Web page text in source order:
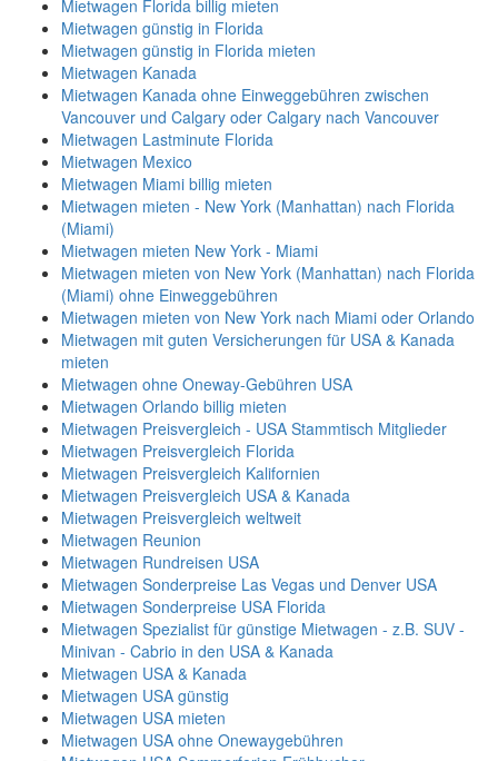
Mietwagen Florida billig mieten
Mietwagen günstig in Florida
Mietwagen günstig in Florida mieten
Mietwagen Kanada
Mietwagen Kanada ohne Einweggebühren zwischen
Vancouver und Calgary oder Calgary nach Vancouver
Mietwagen Lastminute Florida
Mietwagen Mexico
Mietwagen Miami billig mieten
Mietwagen mieten - New York (Manhattan) nach Florida
(Miami)
Mietwagen mieten New York - Miami
Mietwagen mieten von New York (Manhattan) nach Florida
(Miami) ohne Einweggebühren
Mietwagen mieten von New York nach Miami oder Orlando
Mietwagen mit guten Versicherungen für USA & Kanada
mieten
Mietwagen ohne Oneway-Gebühren USA
Mietwagen Orlando billig mieten
Mietwagen Preisvergleich - USA Stammtisch Mitglieder
Mietwagen Preisvergleich Florida
Mietwagen Preisvergleich Kalifornien
Mietwagen Preisvergleich USA & Kanada
Mietwagen Preisvergleich weltweit
Mietwagen Reunion
Mietwagen Rundreisen USA
Mietwagen Sonderpreise Las Vegas und Denver USA
Mietwagen Sonderpreise USA Florida
Mietwagen Spezialist für günstige Mietwagen - z.B. SUV -
Minivan - Cabrio in den USA & Kanada
Mietwagen USA & Kanada
Mietwagen USA günstig
Mietwagen USA mieten
Mietwagen USA ohne Onewaygebühren